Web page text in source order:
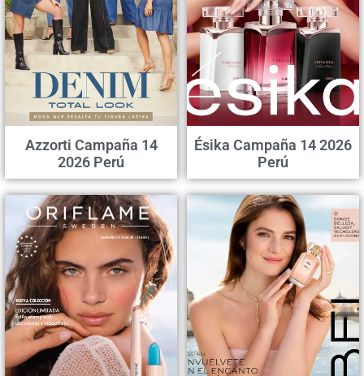
Azzorti Campaña 14
2026 Perú
Ésika Campaña 14 2026
Perú